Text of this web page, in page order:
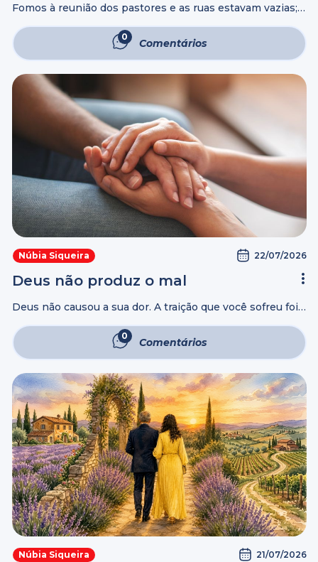
Fomos à reunião dos pastores e as ruas estavam vazias; a
estrangeiros. Enquanto o país viveu o dia mais silencioso
do ano, em ...
0 Comentários
Núbia Siqueira 22/07/2026
Deus não produz o mal
Deus não causou a sua dor. A traição que você sofreu foi
humana, Deus não impede quem escolhe ferir. Mas ...
0 Comentários
Núbia Siqueira 21/07/2026